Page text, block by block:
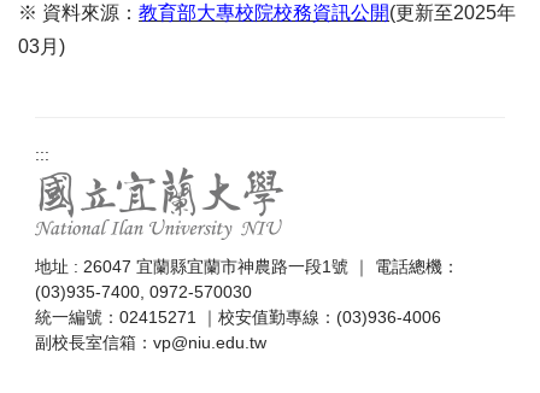
※ 資料來源： 教育部大專校院校務資訊公開(更新至2025年
03月)
:::
地址 : 26047 宜蘭縣宜蘭市神農路一段1號 ｜ 電話總機：
(03)935-7400, 0972-570030
統一編號：02415271 ｜校安值勤專線：(03)936-4006
副校長室信箱： vp@niu.edu.tw